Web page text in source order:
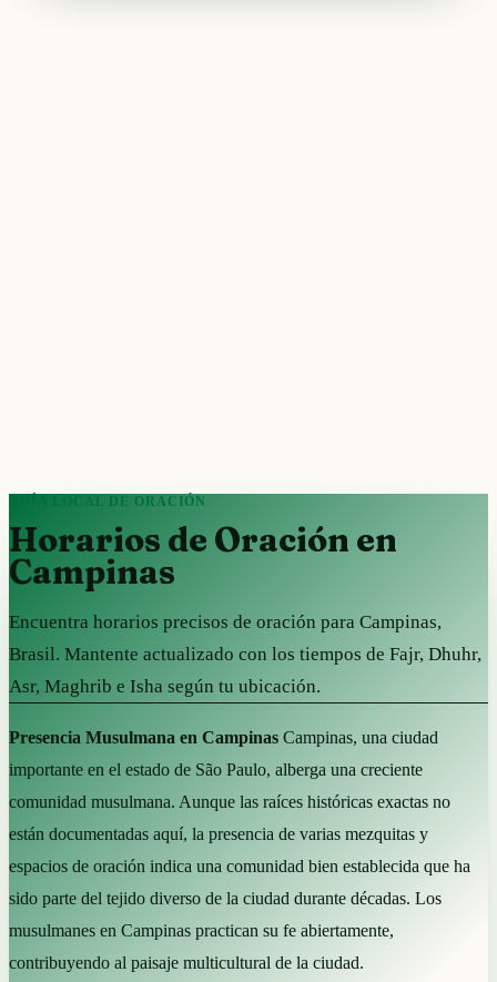
GUÍA LOCAL DE ORACIÓN
Horarios de Oración en
Campinas
Encuentra horarios precisos de oración para Campinas,
Brasil. Mantente actualizado con los tiempos de Fajr, Dhuhr,
Asr, Maghrib e Isha según tu ubicación.
Presencia Musulmana en Campinas Campinas, una ciudad
importante en el estado de São Paulo, alberga una creciente
comunidad musulmana. Aunque las raíces históricas exactas no
están documentadas aquí, la presencia de varias mezquitas y
espacios de oración indica una comunidad bien establecida que ha
sido parte del tejido diverso de la ciudad durante décadas. Los
musulmanes en Campinas practican su fe abiertamente,
contribuyendo al paisaje multicultural de la ciudad.